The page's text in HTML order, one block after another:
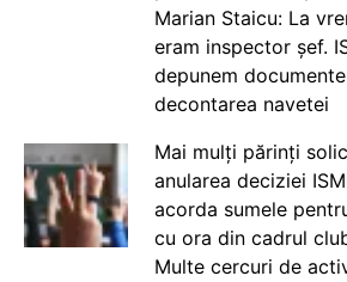
Marian Staicu: La
eram inspector șef.
depunem
decontarea navetei
Mai mulți părinți
anularea deciziei
acorda sumele
cu ora din cadrul
Multe cercuri de